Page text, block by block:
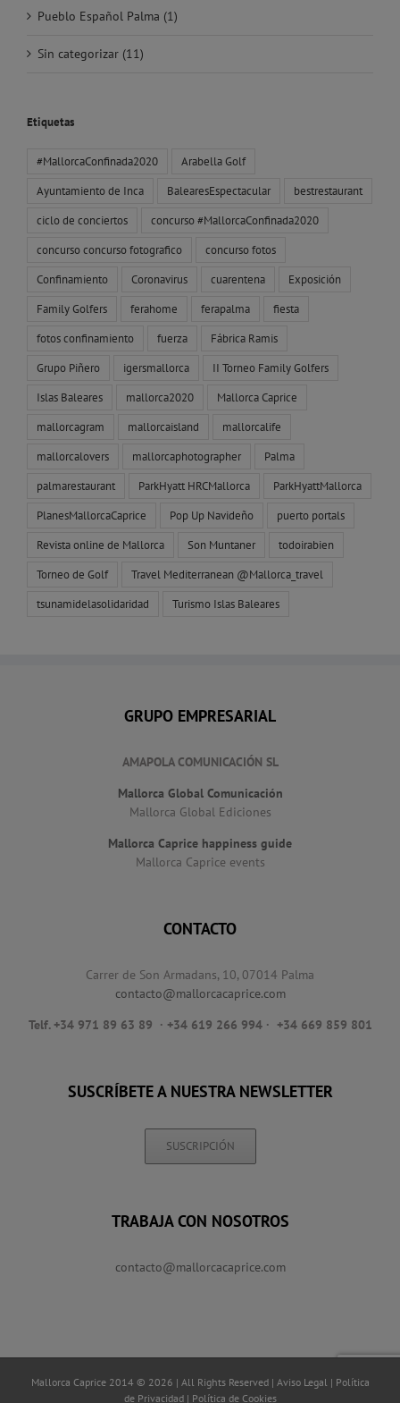
Pueblo Español Palma (1)
Sin categorizar (11)
Etiquetas
#MallorcaConfinada2020 Arabella Golf
Ayuntamiento de Inca BalearesEspectacular bestrestaurant
ciclo de conciertos concurso #MallorcaConfinada2020
concurso concurso fotografico concurso fotos
Confinamiento Coronavirus cuarentena Exposición
Family Golfers ferahome ferapalma fiesta
fotos confinamiento fuerza Fábrica Ramis
Grupo Piñero igersmallorca II Torneo Family Golfers
Islas Baleares mallorca2020 Mallorca Caprice
mallorcagram mallorcaisland mallorcalife
mallorcalovers mallorcaphotographer Palma
palmarestaurant ParkHyatt HRCMallorca ParkHyattMallorca
PlanesMallorcaCaprice Pop Up Navideño puerto portals
Revista online de Mallorca Son Muntaner todoirabien
Torneo de Golf Travel Mediterranean @Mallorca_travel
tsunamidelasolidaridad Turismo Islas Baleares
GRUPO EMPRESARIAL
AMAPOLA COMUNICACIÓN SL
Mallorca Global Comunicación
Mallorca Global Ediciones
Mallorca Caprice happiness guide
Mallorca Caprice events
CONTACTO
Carrer de Son Armadans, 10, 07014 Palma
contacto@mallorcacaprice.com
Telf. +34 971 89 63 89 · +34 619 266 994 · +34 669 859 801
SUSCRÍBETE A NUESTRA NEWSLETTER
SUSCRIPCIÓN
TRABAJA CON NOSOTROS
contacto@mallorcacaprice.com
Mallorca Caprice 2014 © 2026 | All Rights Reserved | Aviso Legal | Política
de Privacidad| Política de Cookies